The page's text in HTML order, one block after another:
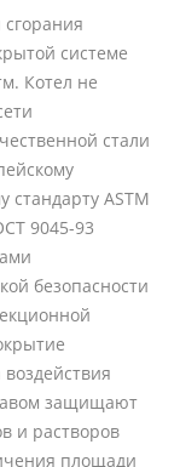
системе
Котел не
стали
стандарту ASTM
9045-93
безопасности
защищают
и растворов
площади